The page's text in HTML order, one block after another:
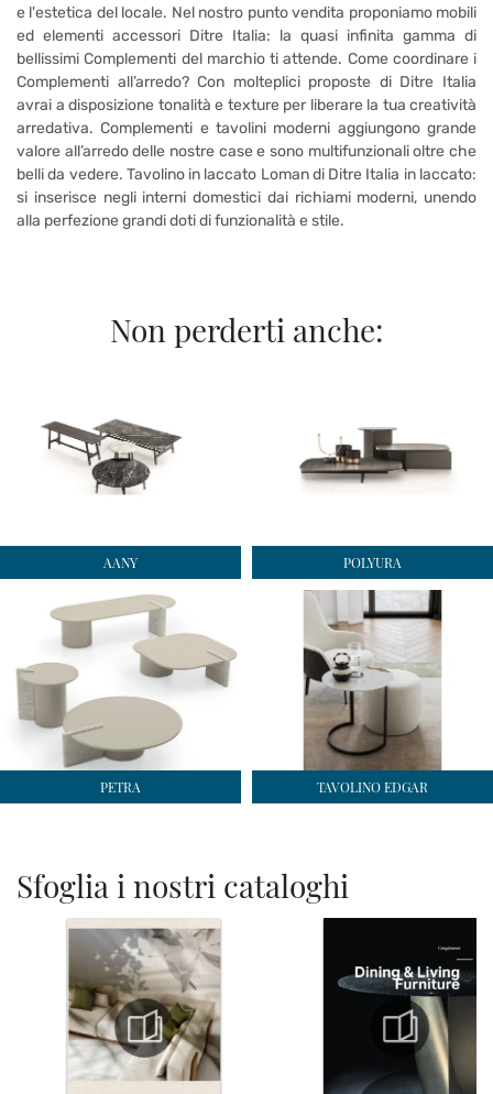
e l'estetica del locale. Nel nostro punto vendita proponiamo mobili
ed elementi accessori Ditre Italia: la quasi infinita gamma di
bellissimi Complementi del marchio ti attende. Come coordinare i
Complementi all’arredo? Con molteplici proposte di Ditre Italia
avrai a disposizione tonalità e texture per liberare la tua creatività
arredativa. Complementi e tavolini moderni aggiungono grande
valore all’arredo delle nostre case e sono multifunzionali oltre che
belli da vedere. Tavolino in laccato Loman di Ditre Italia in laccato:
si inserisce negli interni domestici dai richiami moderni, unendo
alla perfezione grandi doti di funzionalità e stile.
Non perderti anche:
AANY POLYURA
PETRA TAVOLINO EDGAR
Sfoglia i nostri cataloghi